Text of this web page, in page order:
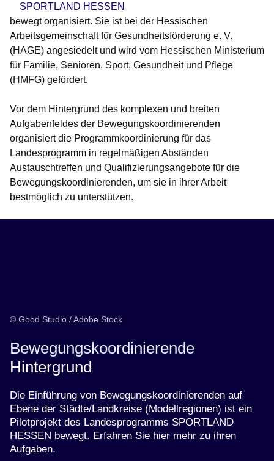
SPORTLAND HESSEN
bewegt organisiert. Sie ist bei der Hessischen
Arbeitsgemeinschaft für Gesundheitsförderung e. V.
(HAGE) angesiedelt und wird vom Hessischen Ministerium
für Familie, Senioren, Sport, Gesundheit und Pflege
(HMFG) gefördert.
Vor dem Hintergrund des komplexen und breiten
Aufgabenfeldes der Bewegungskoordinierenden
organisiert die Programmkoordinierung für das
Landesprogramm in regelmäßigen Abständen
Austauschtreffen und Qualifizierungsangebote für die
Bewegungskoordinierenden, um sie in ihrer Arbeit
bestmöglich zu unterstützen.
© Good Studio / Adobe Stock
Bewegungskoordinierende
Hintergrund
Die Einführung von Bewegungskoordinierenden auf
Ebene der Städte/Landkreise (Modellregionen) ist ein
Pilotprojekt des Landesprogramms SPORTLAND
HESSEN bewegt. Erfahren Sie hier mehr zu ihren
Aufgaben.